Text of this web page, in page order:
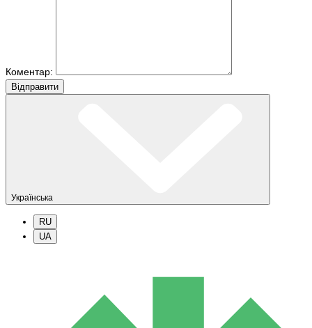
Коментар:
Вiдправити
Українська
RU
UA